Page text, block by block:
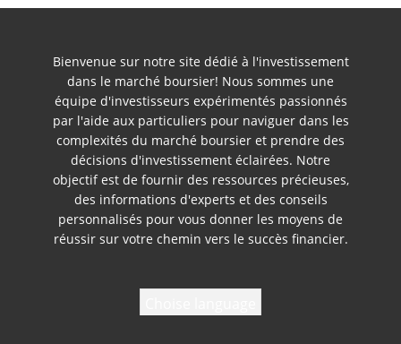
Bienvenue sur notre site dédié à l'investissement
dans le marché boursier! Nous sommes une
équipe d'investisseurs expérimentés passionnés
par l'aide aux particuliers pour naviguer dans les
complexités du marché boursier et prendre des
décisions d'investissement éclairées. Notre
objectif est de fournir des ressources précieuses,
des informations d'experts et des conseils
personnalisés pour vous donner les moyens de
réussir sur votre chemin vers le succès financier.